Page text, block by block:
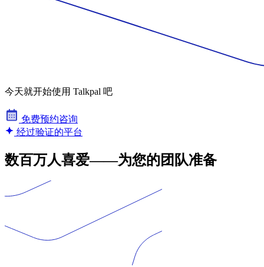
今天就开始使用 Talkpal 吧
免费预约咨询
经过验证的平台
数百万人喜爱——为您的团队准备